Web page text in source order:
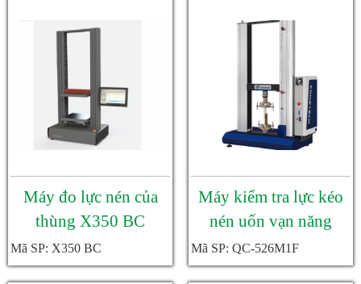
Máy đo lực nén của
thùng X350 BC
Testometric
Mã SP: X350 BC
Máy kiểm tra lực kéo
nén uốn vạn năng
Cometech
Mã SP: QC-526M1F